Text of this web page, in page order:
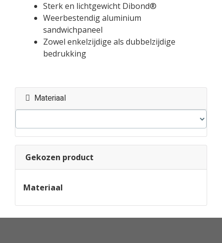
Sterk en lichtgewicht Dibond®
Weerbestendig aluminium
sandwichpaneel
Zowel enkelzijdige als dubbelzijdige
bedrukking
Materiaal
Gekozen product
Materiaal